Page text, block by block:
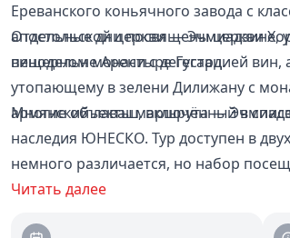
Ереванского коньячного завода с
апостольской церкви — Эчмиадзине,
пещерном монастыре Гегард.
Отдельные дни посвящены церкви
винодельне Арени с дегустацией
утопающему в зелени Дилижану с
армянский лаваш, включённый в
Многие объекты маршрута —
наследия ЮНЕСКО. Тур доступен в
немного различается, но набор
Читать далее